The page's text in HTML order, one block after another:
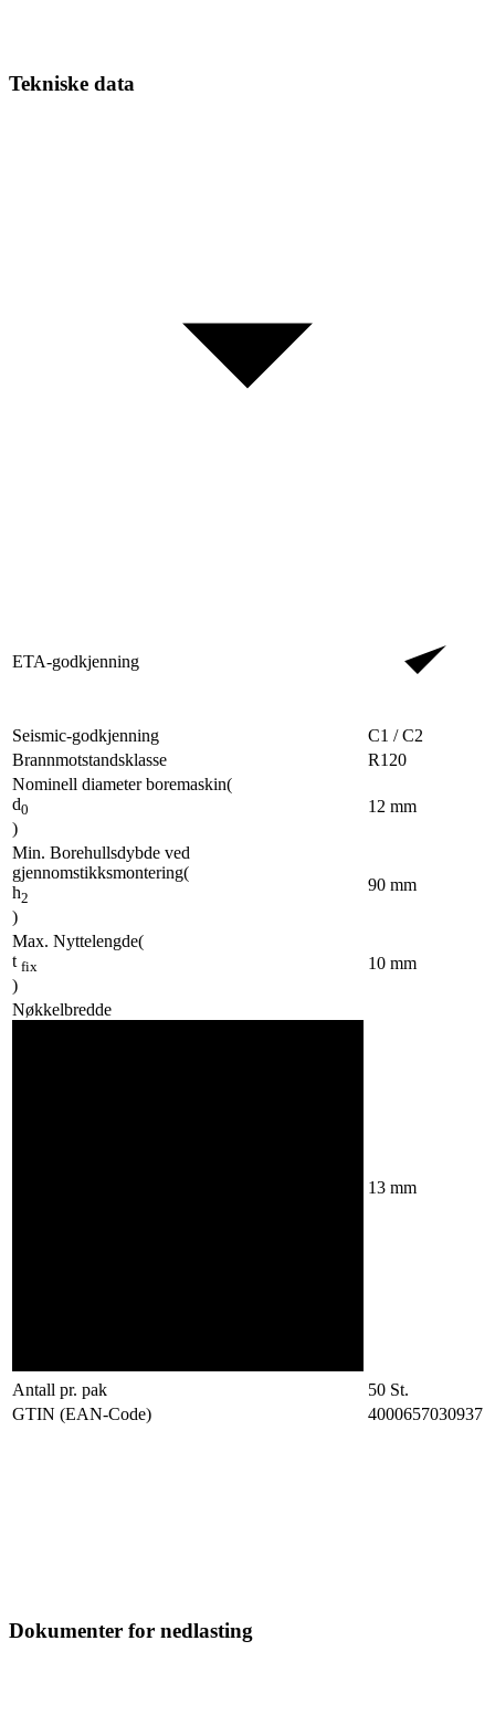
Tekniske data
ETA-godkjenning
Seismic-godkjenning
C1 / C2
Brannmotstandsklasse
R120
Nominell diameter boremaskin(
d0
)
12 mm
Min. Borehullsdybde ved
gjennomstikksmontering(
h2
)
90 mm
Max. Nyttelengde(
t fix
)
10 mm
Nøkkelbredde
13 mm
Antall pr. pak 50 St.
GTIN (EAN-Code)
4000657030937
Dokumenter for nedlasting